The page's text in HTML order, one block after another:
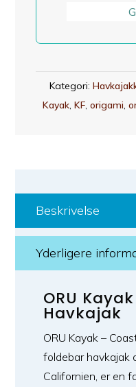
Kategori:
Kayak, KF, origami,
Beskrivelse
Yderligere
ORU
Havkajak
ORU Kayak –
foldebar havkajak
Californien, er en